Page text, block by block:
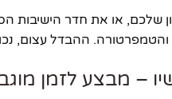
שלכם, או את חדר הישיבות
ההבדל עצום,
– מבצע לזמן